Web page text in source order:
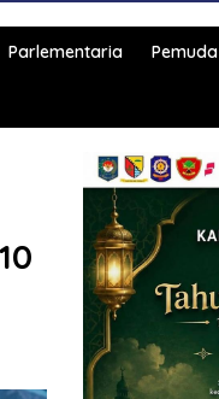
Parlementaria